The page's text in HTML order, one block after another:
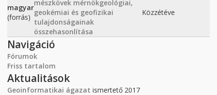
magyar
(forrás)
mészkövek mérnökgeológiai,
geokémiai és geofizikai
tulajdonságainak
összehasonlítása
Közzétéve
Navigáció
Fórumok
Friss tartalom
Aktualitások
Geoinformatikai ágazat ismertető 2017